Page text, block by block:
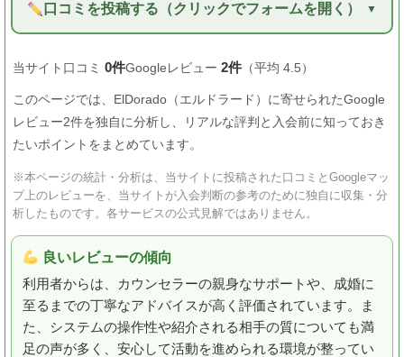
口コミを投稿する（クリックでフォームを開く）
当サイト口コミ 0件Googleレビュー 2件 （平均 4.5）
このページでは、ElDorado（エルドラード）に寄せられたGoogle
レビュー2件を独自に分析し、リアルな評判と入会前に知っておき
たいポイントをまとめています。
※本ページの統計・分析は、当サイトに投稿された口コミとGoogleマッ
プ上のレビューを、当サイトが入会判断の参考のために独自に収集・分
析したものです。各サービスの公式見解ではありません。
良いレビューの傾向
利用者からは、カウンセラーの親身なサポートや、成婚に
至るまでの丁寧なアドバイスが高く評価されています。ま
た、システムの操作性や紹介される相手の質についても満
足の声が多く、安心して活動を進められる環境が整ってい